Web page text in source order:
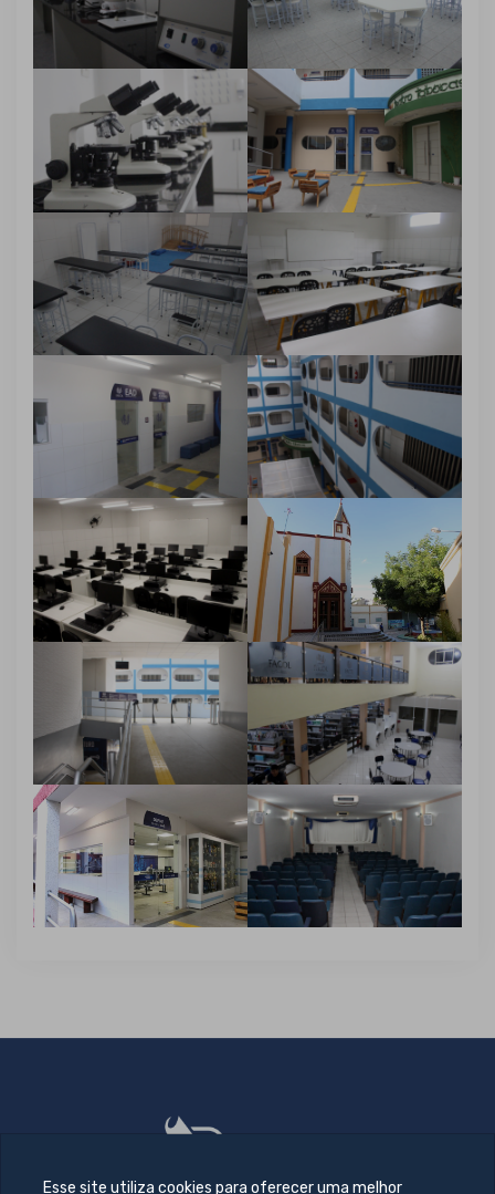
Esse site utiliza cookies para oferecer uma melhor